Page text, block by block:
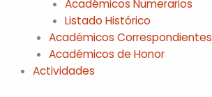
Académicos Numerarios
Listado Histórico
Académicos Correspondientes
Académicos de Honor
Actividades